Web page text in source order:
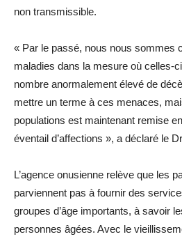
non transmissible.
« Par le passé, nous nous sommes
maladies dans la mesure où celles-ci
nombre anormalement élevé de
mettre un terme à ces menaces,
populations est maintenant remise
éventail d’affections », a déclaré le
L’agence onusienne relève que les
parviennent pas à fournir des
groupes d’âge importants, à savoir
personnes âgées. Avec le